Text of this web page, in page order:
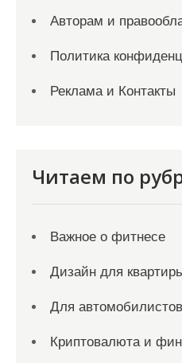
Авторам и
Политика
Реклама и Контакты
Читаем по
Важное о фитнесе
Дизайн для
Для автомобилистов
Криптовалюта и